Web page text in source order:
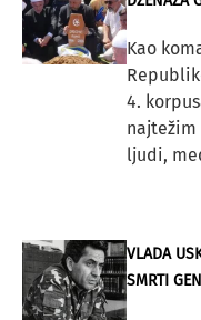
Kao
4.
ljudi,
VLADA
SMRTI